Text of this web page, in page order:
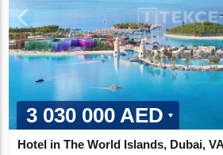
3 030 000 AED
Hotel in The World Islands, Dubai,